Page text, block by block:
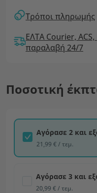
Τρόποι πληρωμής
ΕΛΤΑ Courier,
παραλαβή 24/7
Ποσοτική
Αγόρασε 2 και
21,99 € / τεμ.
Αγόρασε 3 και
20,99 € / τεμ.